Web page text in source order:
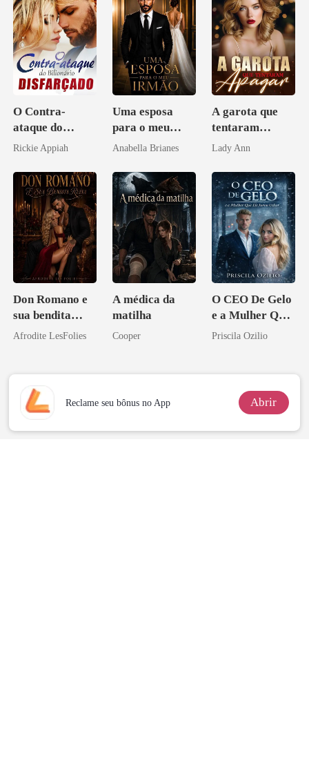
O Contra-
ataque do
Bilionário
Rickie Appiah
Uma esposa
para o meu
irmão
Anabella Brianes
A garota que
tentaram
apagar
Lady Ann
Don Romano e
sua bendita
ruína
Afrodite LesFolies
A médica da
matilha
Cooper
O CEO De Gelo
e a Mulher Que
Ele Jurou Odiar
Priscila Ozilio
Reclame seu bônus no App Abrir